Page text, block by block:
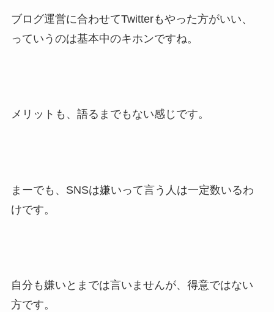
ブログ運営に合わせてTwitterもやった方がいい、
っていうのは基本中のキホンですね。
メリットも、語るまでもない感じです。
まーでも、SNSは嫌いって言う人は一定数いるわ
けです。
自分も嫌いとまでは言いませんが、得意ではない
方です。